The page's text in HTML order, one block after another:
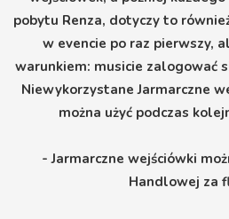
pobytu Renza, dotyczy to
w evencie po raz pierwszy,
warunkiem: musicie zalogować
Niewykorzystane Jarmarczne
można użyć podczas
- Jarmarczne wejściówki
Handlowej za